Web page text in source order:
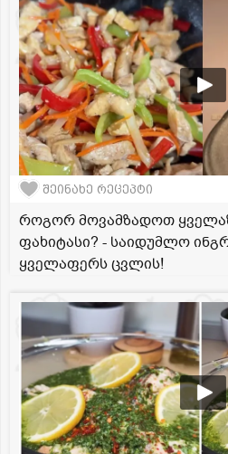
შეინახე რეცეპტი
როგორ მოვამზადოთ
ფახიტასი? - საიდუმლო
ყველაფერს ცვლის!